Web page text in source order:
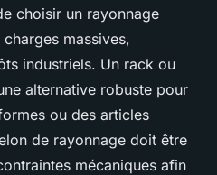
choisir un rayonnage
massives,
industriels. Un rack ou
alternative robuste pour
ou des articles
de rayonnage doit être
mécaniques afin